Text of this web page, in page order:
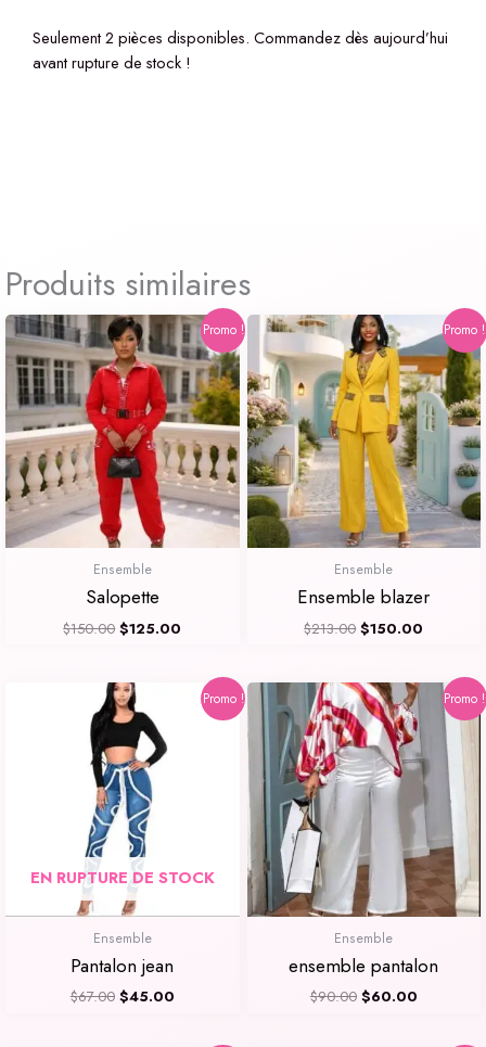
Seulement 2 pièces disponibles. Commandez dès aujourd’hui
avant rupture de stock !
Produits similaires
Promo !
Ensemble
Salopette
$150.00
Le
prix
initial
était :
$150.00.
$125.00
Le
prix
actuel
est :
$125.00.
Promo !
Ensemble
Ensemble blazer
$213.00
Le
prix
initial
était :
$213.00.
$150.00
prix
actuel
est :
Promo !
EN RUPTURE DE STOCK
Ensemble
Pantalon jean
$67.00
Le
prix
initial
était :
$67.00.
$45.00
prix
Promo !
Ensemble
ensemble pantalon
$90.00
Le
prix
initial
était :
$90.00.
$60.00
Le
prix
actuel
est :
$60.00.